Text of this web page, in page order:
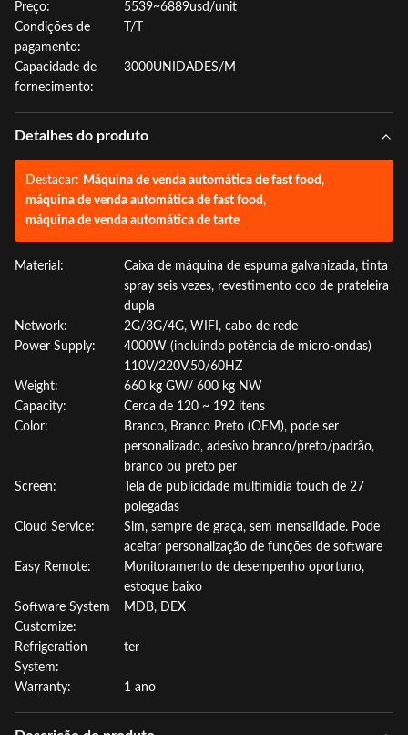
Preço:
5539~6889usd/unit
Condições de
pagamento:
T/T
Capacidade de
fornecimento:
3000UNIDADES/M
Detalhes do produto
Destacar: Máquina de venda automática de fast food,
máquina de venda automática de fast food,
máquina de venda automática de tarte
Material:
Caixa de máquina de espuma galvanizada, tinta
spray seis vezes, revestimento oco de prateleira
dupla
Network:
2G/3G/4G, WIFI, cabo de rede
Power Supply:
4000W (incluindo potência de micro-ondas)
110V/220V,50/60HZ
Weight:
660 kg GW/ 600 kg NW
Capacity:
Cerca de 120 ~ 192 itens
Color:
Branco, Branco Preto (OEM), pode ser
personalizado, adesivo branco/preto/padrão,
branco ou preto per
Screen:
Tela de publicidade multimídia touch de 27
polegadas
Cloud Service:
Sim, sempre de graça, sem mensalidade. Pode
aceitar personalização de funções de software
Easy Remote:
Monitoramento de desempenho oportuno,
estoque baixo
Software System
Customize:
MDB, DEX
Refrigeration
System:
ter
Warranty: 1 ano